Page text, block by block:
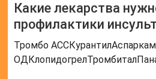
Какие лекарства
профилактики
Тромбо